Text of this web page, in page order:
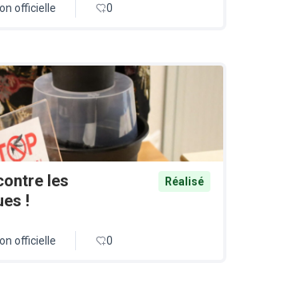
officielle 0
les
!
Réalisé
officielle 0